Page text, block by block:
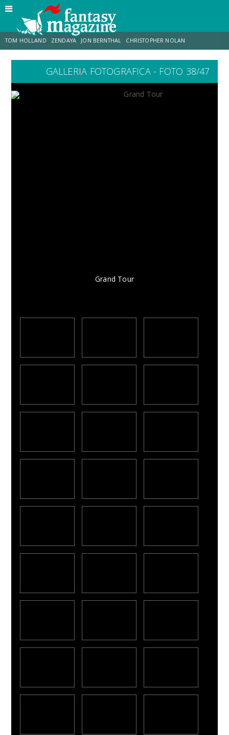
TOM HOLLAND ZENDAYA JON BERNTHAL CHRISTOPHER NOLAN
LUCCA COMICS & GAMES ODISSEA JACOB BATALON
GALLERIA FOTOGRAFICA - FOTO 38/47
Grand Tour